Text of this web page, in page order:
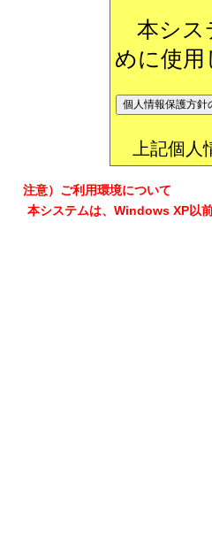
本シス
めに使
上記個人
注意）ご利用環境について
本システムは、Windows XP以